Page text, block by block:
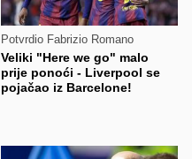
Potvrdio Fabrizio Romano
Veliki "Here we go" malo
prije ponoći - Liverpool se
pojačao iz Barcelone!